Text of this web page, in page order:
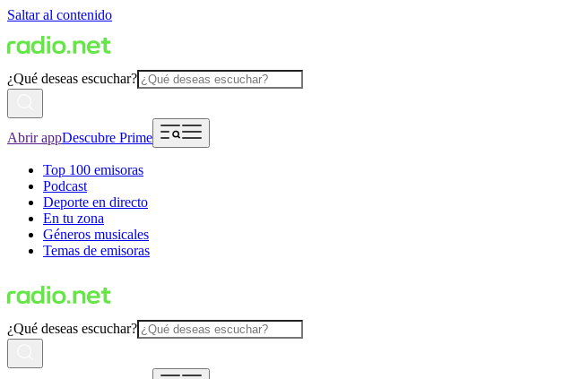
Saltar al contenido
¿Qué deseas escuchar?
Abrir appDescubre Prime
Top 100 emisoras
Podcast
Deporte en directo
En tu zona
Géneros musicales
Temas de emisoras
¿Qué deseas escuchar?